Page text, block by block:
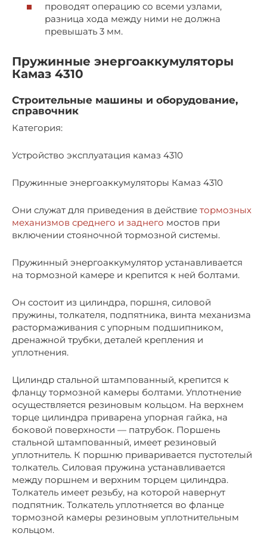
проводят операцию со всеми узлами,
разница хода между ними не должна
превышать 3 мм.
Пружинные энергоаккумуляторы
Камаз 4310
Строительные машины и оборудование,
справочник
Категория:
Устройство эксплуатация камаз 4310
Пружинные энергоаккумуляторы Камаз 4310
Они служат для приведения в действие тормозных
механизмов среднего и заднего мостов при
включении стояночной тормозной системы.
Пружинный энергоаккумулятор устанавливается
на тормозной камере и крепится к ней болтами.
Он состоит из цилиндра, поршня, силовой
пружины, толкателя, подпятника, винта механизма
растормаживания с упорным подшипником,
дренажной трубки, деталей крепления и
уплотнения.
Цилиндр стальной штампованный, крепится к
фланцу тормозной камеры болтами. Уплотнение
осуществляется резиновым кольцом. На верхнем
торце цилиндра приварена упорная гайка, на
боковой поверхности — патрубок. Поршень
стальной штампованный, имеет резиновый
уплотнитель. К поршню приваривается пустотелый
толкатель. Силовая пружина устанавливается
между поршнем и верхним торцем цилиндра.
Толкатель имеет резьбу, на которой навернут
подпятник. Толкатель уплотняется во фланце
тормозной камеры резиновым уплотнительным
кольцом.